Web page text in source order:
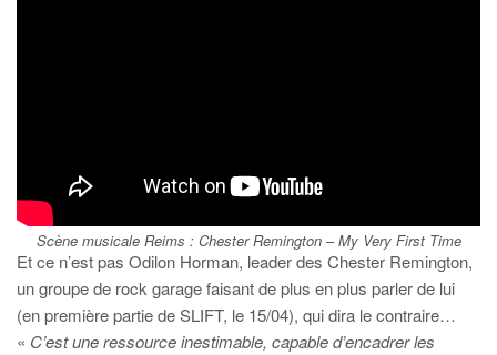
Scène musicale Reims : Chester Remington – My Very First Time
Et ce n’est pas Odilon Horman, leader des Chester Remington,
un groupe de rock garage faisant de plus en plus parler de lui
(en première partie de SLIFT, le 15/04), qui dira le contraire…
« C’est une ressource inestimable, capable d’encadrer les